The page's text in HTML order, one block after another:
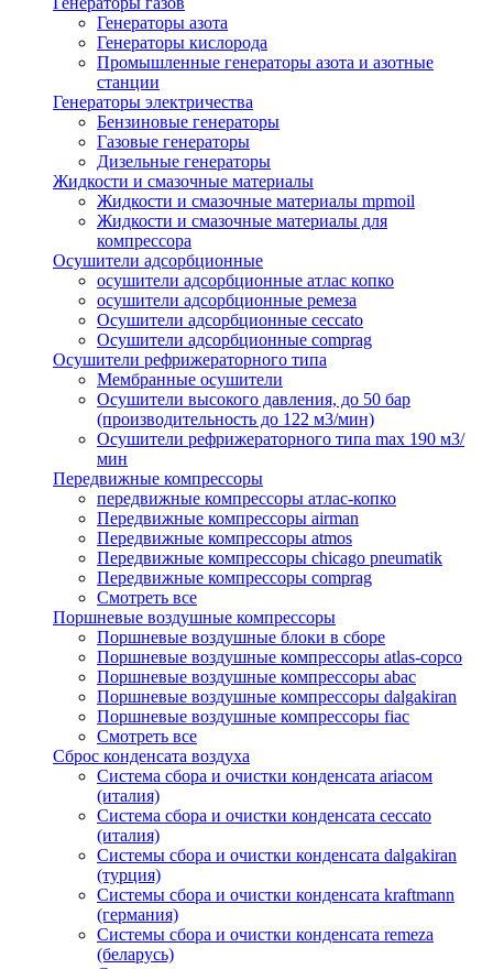
Генераторы азота
Генераторы кислорода
Промышленные генераторы азота и азотные
станции
Генераторы электричества
Бензиновые генераторы
Газовые генераторы
Дизельные генераторы
Жидкости и смазочные материалы
Жидкости и смазочные материалы mpmoil
Жидкости и смазочные материалы для
компрессора
Осушители адсорбционные
осушители адсорбционные атлас копко
осушители адсорбционные ремеза
Осушители адсорбционные ceccato
Осушители адсорбционные comprag
Осушители рефрижераторного типа
Мембранные осушители
Осушители высокого давления, до 50 бар
(производительность до 122 м3/мин)
Осушители рефрижераторного типа max 190 м3/
мин
Передвижные компрессоры
передвижные компрессоры атлас-копко
Передвижные компрессоры airman
Передвижные компрессоры atmos
Передвижные компрессоры chicago pneumatik
Передвижные компрессоры comprag
Смотреть все
Поршневые воздушные компрессоры
Поршневые воздушные блоки в сборе
Поршневые воздушные компрессоры atlas-copco
Поршневые воздушные компрессоры abac
Поршневые воздушные компрессоры dalgakiran
Поршневые воздушные компрессоры fiac
Смотреть все
Сброс конденсата воздуха
Система сбора и очистки конденсата ariacом
(италия)
Система сбора и очистки конденсата ceccato
(италия)
Системы сбора и очистки конденсата dalgakiran
(турция)
Системы сбора и очистки конденсата kraftmann
(германия)
Системы сбора и очистки конденсата remeza
(беларусь)